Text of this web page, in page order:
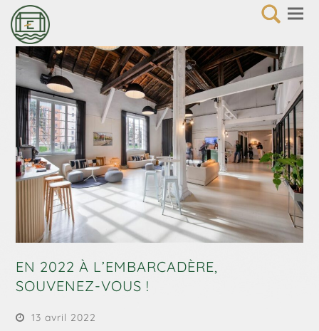
EN 2022 À L’EMBARCADÈRE,
SOUVENEZ-VOUS !
13 avril 2022